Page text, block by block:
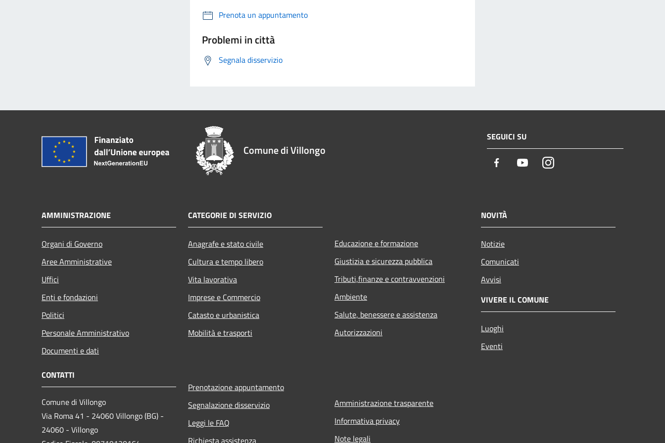
Prenota un appuntamento
Problemi in città
Segnala disservizio
Comune di Villongo
SEGUICI SU
Facebook YoutubeInstagram
AMMINISTRAZIONE
Organi di Governo
Aree Amministrative
Uffici
Enti e fondazioni
Politici
Personale Amministrativo
Documenti e dati
CATEGORIE DI SERVIZIO
Anagrafe e stato civile
Cultura e tempo libero
Vita lavorativa
Imprese e Commercio
Catasto e urbanistica
Mobilità e trasporti
Educazione e formazione
Giustizia e sicurezza pubblica
Tributi,finanze e contravvenzioni
Ambiente
Salute, benessere e assistenza
Autorizzazioni
NOVITÀ
Notizie
Comunicati
Avvisi
VIVERE IL COMUNE
Luoghi
Eventi
CONTATTI
Comune di Villongo
Via Roma 41 - 24060 Villongo (BG) -
24060 - Villongo
Prenotazione appuntamento
Segnalazione disservizio
Leggi le FAQ
Richiesta assistenza
Amministrazione trasparente
Informativa privacy
Note legali